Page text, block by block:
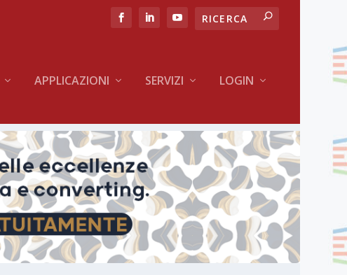
APPLICAZIONI SERVIZI LOGIN